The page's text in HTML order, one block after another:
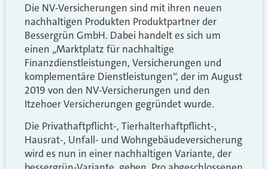
Die NV-Versicherungen sind mit ihren neuen
nachhaltigen Produkten Produktpartner der
Bessergrün GmbH. Dabei handelt es sich um
einen „Marktplatz für nachhaltige
Finanzdienstleistungen, Versicherungen und
komplementäre Dienstleistungen“, der im August
2019 von den NV-Versicherungen und den
Itzehoer Versicherungen gegründet wurde.
Die Privathaftpflicht-, Tierhalterhaftpflicht-,
Hausrat-, Unfall- und Wohngebäudeversicherung
wird es nun in einer nachhaltigen Variante, der